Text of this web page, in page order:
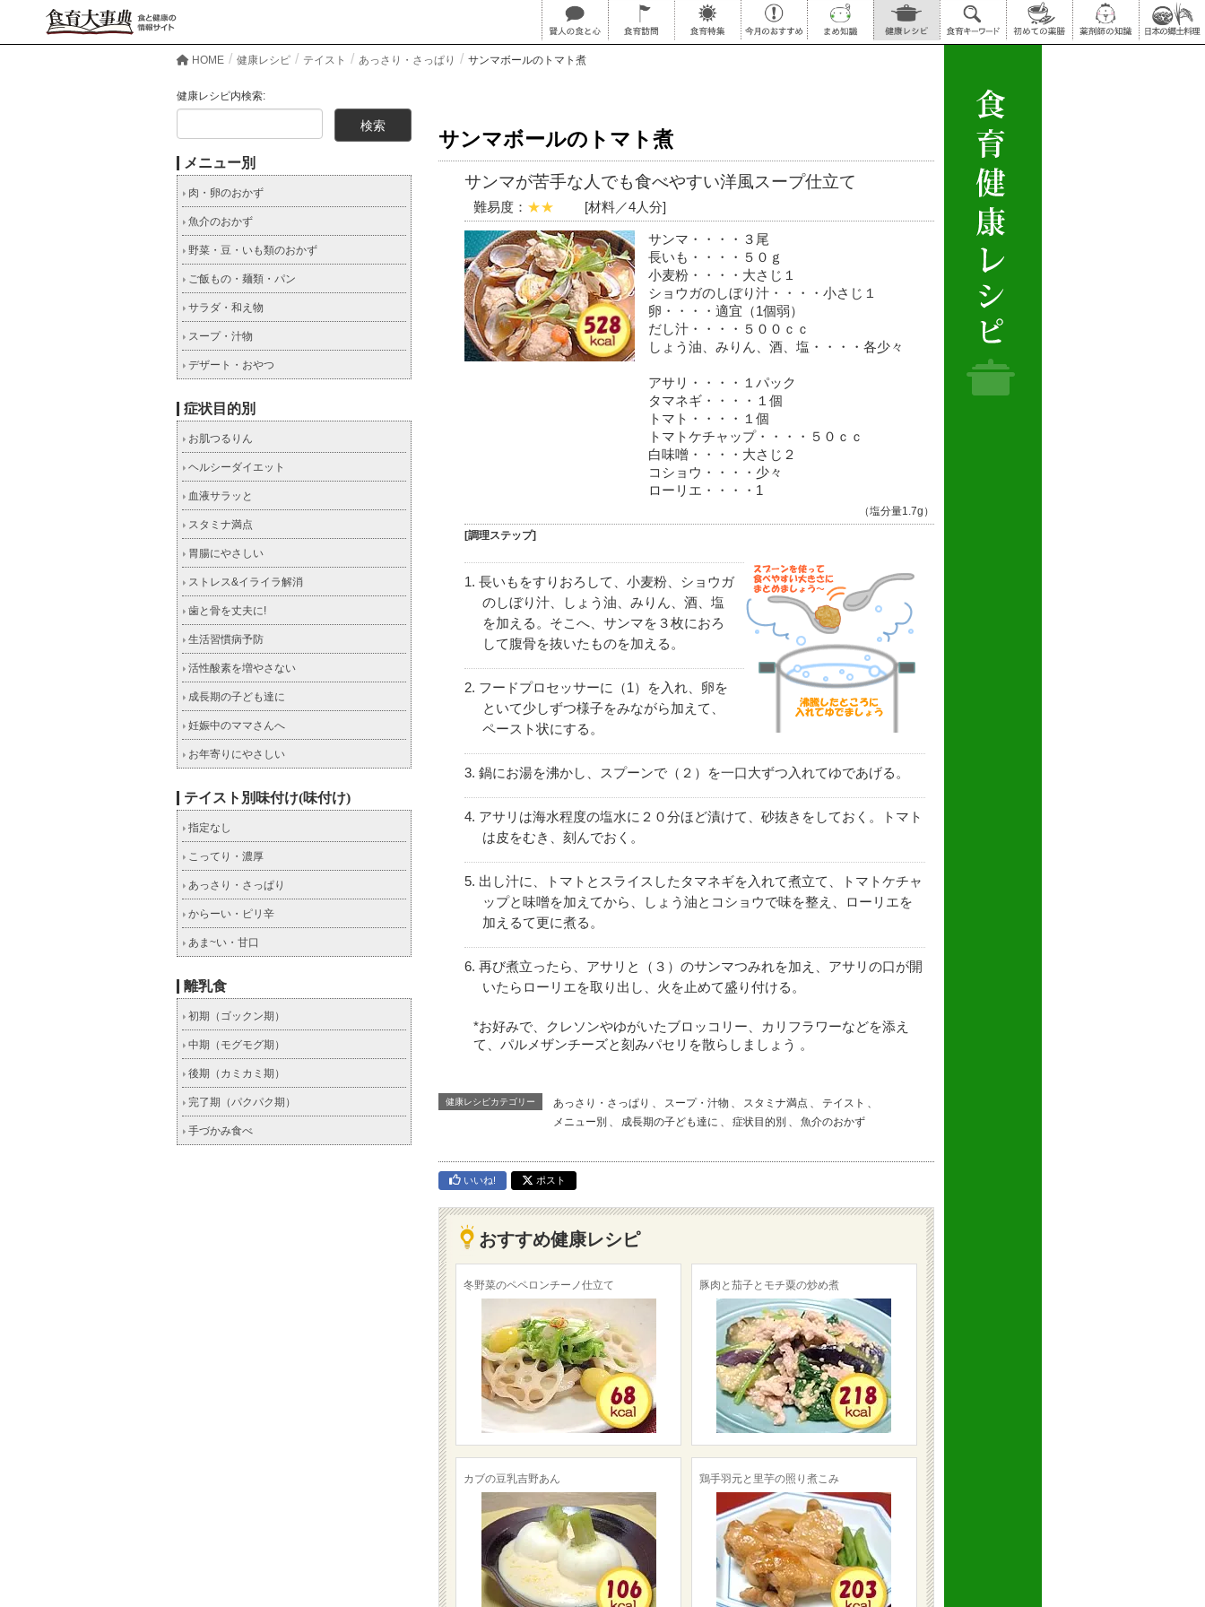
HOME 健康レシピ テイスト あっさり・さっぱり サンマボールのトマト煮
サンマボールのトマト煮
サンマが苦手な人でも食べやすい洋風スープ仕立て
難易度： ★★ [材料／4人分]
サンマ・・・・３尾
長いも・・・・５０ｇ
小麦粉・・・・大さじ１
ショウガのしぼり汁・・・・小さじ１
卵・・・・適宜（1個弱）
だし汁・・・・５００ｃｃ
しょう油、みりん、酒、塩・・・・各少々
アサリ・・・・１パック
タマネギ・・・・１個
トマト・・・・１個
トマトケチャップ・・・・５０ｃｃ
白味噌・・・・大さじ２
コショウ・・・・少々
ローリエ・・・・1
（塩分量1.7g）
[調理ステップ]
長いもをすりおろして、小麦粉、ショウガ
のしぼり汁、しょう油、みりん、酒、塩
を加える。そこへ、サンマを３枚におろ
して腹骨を抜いたものを加える。
フードプロセッサーに（1）を入れ、卵を
といて少しずつ様子をみながら加えて、
ペースト状にする。
鍋にお湯を沸かし、スプーンで（２）を一口大ずつ入れてゆであげる。
アサリは海水程度の塩水に２０分ほど漬けて、砂抜きをしておく。トマト
は皮をむき、刻んでおく。
出し汁に、トマトとスライスしたタマネギを入れて煮立て、トマトケチャ
ップと味噌を加えてから、しょう油とコショウで味を整え、ローリエを
加えるて更に煮る。
再び煮立ったら、アサリと（３）のサンマつみれを加え、アサリの口が開
いたらローリエを取り出し、火を止めて盛り付ける。
*お好みで、クレソンやゆがいたブロッコリー、カリフラワーなどを添え
て、パルメザンチーズと刻みパセリを散らしましょう 。
健康レシピカテゴリー あっさり・さっぱり 、 スープ・汁物 、 スタミナ満点 、 テイスト 、
メニュー別 、 成長期の子ども達に 、 症状目的別 、 魚介のおかず
いいね! ポスト
おすすめ健康レシピ
冬野菜のペペロンチーノ仕立て 豚肉と茄子とモチ粟の炒め煮
カブの豆乳吉野あん 鶏手羽元と里芋の照り煮こみ
健康レシピ内検索:
メニュー別
肉・卵のおかず
魚介のおかず
野菜・豆・いも類のおかず
ご飯もの・麺類・パン
サラダ・和え物
スープ・汁物
デザート・おやつ
症状目的別
お肌つるりん
ヘルシーダイエット
血液サラッと
スタミナ満点
胃腸にやさしい
ストレス&イライラ解消
歯と骨を丈夫に!
生活習慣病予防
活性酸素を増やさない
成長期の子ども達に
妊娠中のママさんへ
お年寄りにやさしい
テイスト別味付け(味付け)
指定なし
こってり・濃厚
あっさり・さっぱり
からーい・ピリ辛
あま~い・甘口
離乳食
初期（ゴックン期）
中期（モグモグ期）
後期（カミカミ期）
完了期（パクパク期）
手づかみ食べ